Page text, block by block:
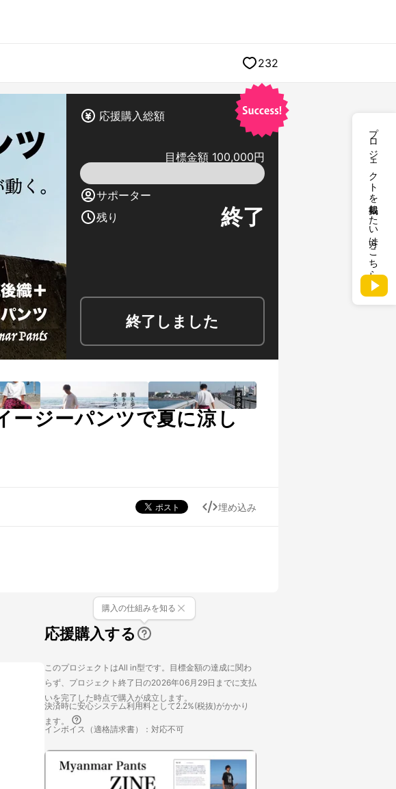
プロジェクトを掲載したい方はこちら
232
応援購入総額
目標金額 100,000円
サポーター
残り
終了
終了しました
ージーパンツで夏に涼し
埋め込み
応援購入する
購入の仕組みを知る
このプロジェクトはAll in型です。目標金額の達成に関わ
らず、プロジェクト終了日の2026年06月29日までに支払
いを完了した時点で購入が成立します。
決済時に安心システム利用料として2.2%(税抜)がかかり
ます。
インボイス（適格請求書）：対応不可